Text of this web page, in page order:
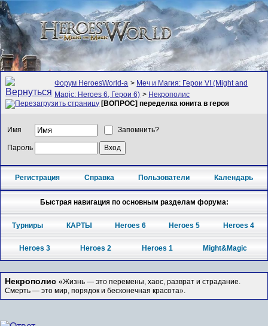
Форум HeroesWorld-а > Меч и Магия: Герои VI (Might and
Magic: Heroes 6, Герои 6) > Некрополис
[ВОПРОС] переделка юнита в героя
Имя Запомнить?
Пароль
Регистрация Справка Пользователи Календарь
Быстрая навигация по основным разделам форума:
Турниры КАРТЫ Heroes 6 Heroes 5 Heroes 4
Heroes 3 Heroes 2 Heroes 1 Might&Magic
Некрополис «Жизнь — это перемены, хаос, разврат и страдание.
Смерть — это мир, порядок и бесконечная красота».